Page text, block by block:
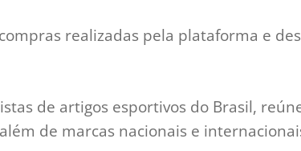
realizadas pela plataforma e
de artigos esportivos do Brasil,
de marcas nacionais e